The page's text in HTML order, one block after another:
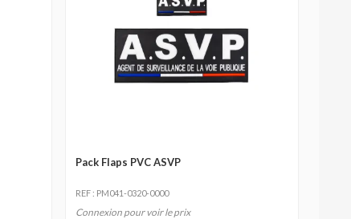
Pack Flaps PVC ASVP
REF : PM041-0320-0000
Connexion pour voir le prix